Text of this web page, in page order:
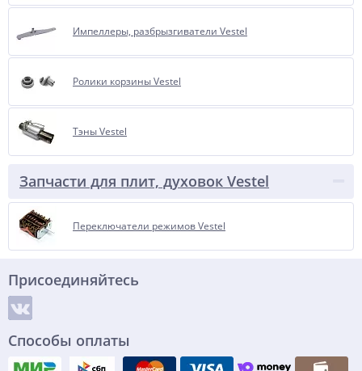
Импеллеры, разбрызгиватели Vestel
Ролики корзины Vestel
Тэны Vestel
Запчасти для плит, духовок Vestel
Переключатели режимов Vestel
Присоединяйтесь
Способы оплаты